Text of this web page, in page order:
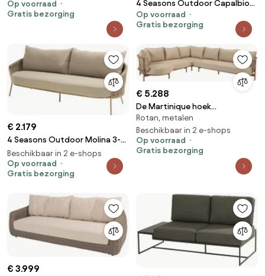
living bench 2 seater right arm
with end table, pure
Op voorraad
Gratis bezorging
4 Seasons Outdoor Capalbio
tuinset terre met Arizona tafel
met keramisch blad 240 cm
Tuinset bruin weerbestendig
Op voorraad
Gratis bezorging
€ 2.179
4 Seasons Outdoor Molina 3-
zits loungebank amber
Loungebank beige
weerbestendig
Beschikbaar in 2 e-shops
Op voorraad
Gratis bezorging
€ 5.288
De Martinique hoek
loungebank amber XL met
knuffelhoek
Rotan, metalen
Beschikbaar in 2 e-shops
Op voorraad
Gratis bezorging
€ 3.999